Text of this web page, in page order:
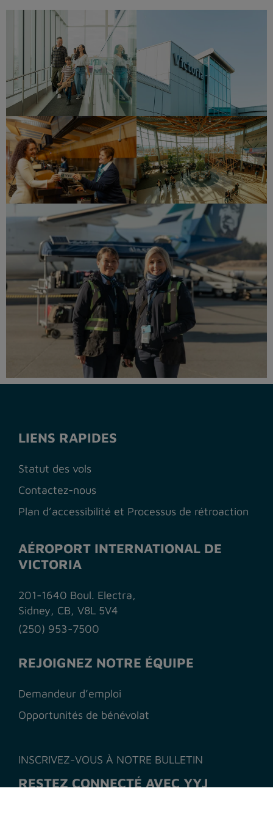
LIENS RAPIDES
Statut des vols
Contactez-nous
Plan d’accessibilité et Processus de rétroaction
AÉROPORT INTERNATIONAL DE
VICTORIA
201-1640 Boul. Electra,
Sidney, CB, V8L 5V4
(250) 953-7500
REJOIGNEZ NOTRE ÉQUIPE
Demandeur d’emploi
Opportunités de bénévolat
INSCRIVEZ-VOUS À NOTRE BULLETIN
RESTEZ CONNECTÉ AVEC YYJ